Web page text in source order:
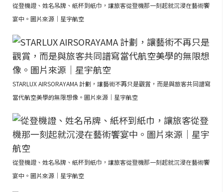
從登機證、姓名吊牌、紙杯到紙巾，讓旅客從登機那一刻起就沉浸在藝術饗
宴中。圖片來源｜星宇航空
STARLUX AIRSORAYAMA 計劃，讓藝術不再只是觀賞，而是與旅客共同譜寫
當代航空美學的無限想像。圖片來源｜星宇航空
從登機證、姓名吊牌、紙杯到紙巾，讓旅客從登機那一刻起就沉浸在藝術饗
宴中。圖片來源｜星宇航空